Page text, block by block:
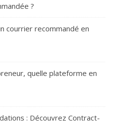
?
courrier recommandé en
quelle plateforme en
: Découvrez Contract-